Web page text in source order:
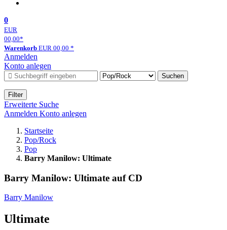
0
EUR
00,00*
Warenkorb EUR 00,00 *
Anmelden
Konto anlegen
Suchen
Filter
Erweiterte Suche
Anmelden Konto anlegen
Startseite
Pop/Rock
Pop
Barry Manilow: Ultimate
Barry Manilow: Ultimate auf CD
Barry Manilow
Ultimate